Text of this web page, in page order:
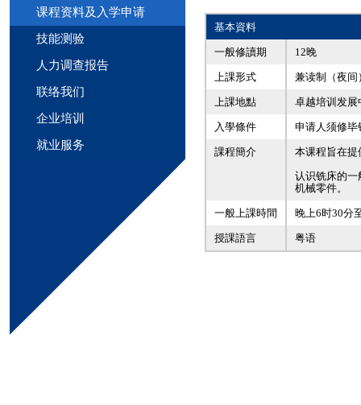
课程资料及入学申请
技能测验
人力调查报告
联络我们
企业培训
就业服务
基本資料
一般修讀期 12晚
上課形式 兼读制（夜间
上課地點 卓越培训发展
入學條件 申请人须修毕
課程簡介
本课程旨在提
认识铣床的一
机械零件。
一般上課時間 晚上6时30分
授課語言 粤语